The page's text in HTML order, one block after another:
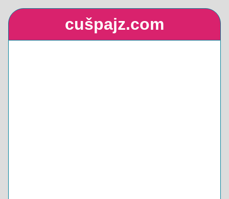
cušpajz.com